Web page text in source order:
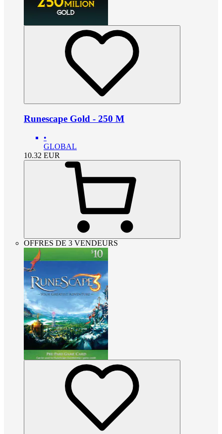
Runescape Gold - 250 M
•
GLOBAL
10.32 EUR
OFFRES DE 3 VENDEURS